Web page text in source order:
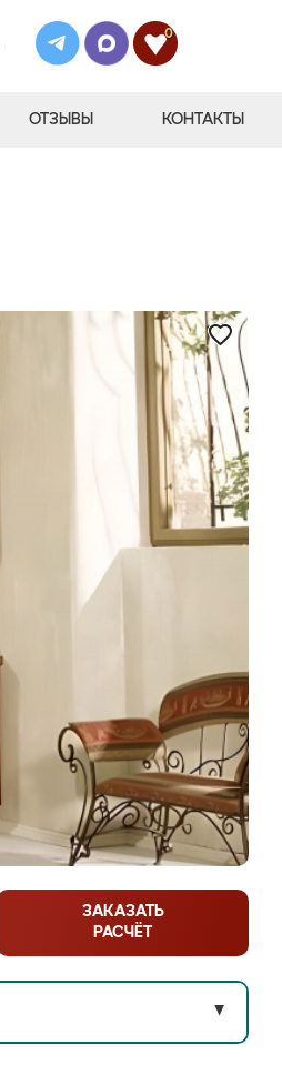
0
ОТЗЫВЫ КОНТАКТЫ
ЗАКАЗАТЬ
РАСЧЁТ
▼